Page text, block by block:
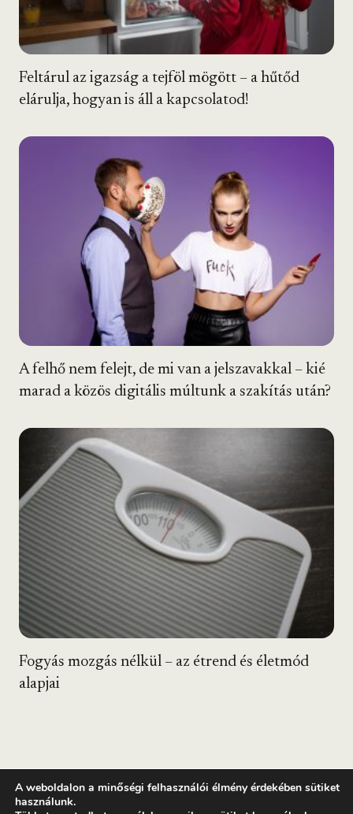
Feltárul az igazság a tejföl mögött – a hűtőd
elárulja, hogyan is áll a kapcsolatod!
A felhő nem felejt, de mi van a jelszavakkal – kié
marad a közös digitális múltunk a szakítás után?
Fogyás mozgás nélkül – az étrend és életmód
alapjai
A weboldalon a minőségi felhasználói élmény érdekében sütiket
használunk.